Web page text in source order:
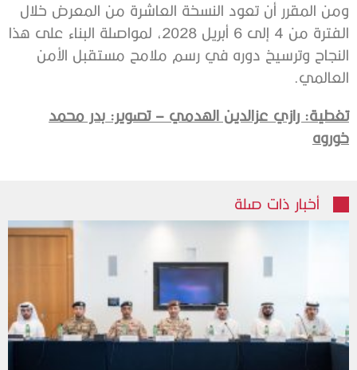
ومن المقرر أن تعود النسخة العاشرة من المعرض خلال
الفترة من 4 إلى 6 أبريل 2028، لمواصلة البناء على هذا
النجاح وترسيخ دوره في رسم ملامح مستقبل الأمن
العالمي.
تغطية: رازي عزالدين الهدمي – تصوير: بدر محمد
خوروه
أخبار ذات صلة